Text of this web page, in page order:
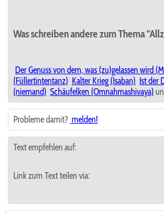
Was schreiben andere zum Thema
Der Genuss von dem, was (zu)gelassen wird
(Füllertintentanz) Kalter Krieg (Isaban) Ist der
(niemand) Schäufelken (Omnahmashivaya)
Probleme damit? melden!
Text empfehlen auf:
Link zum Text teilen via: